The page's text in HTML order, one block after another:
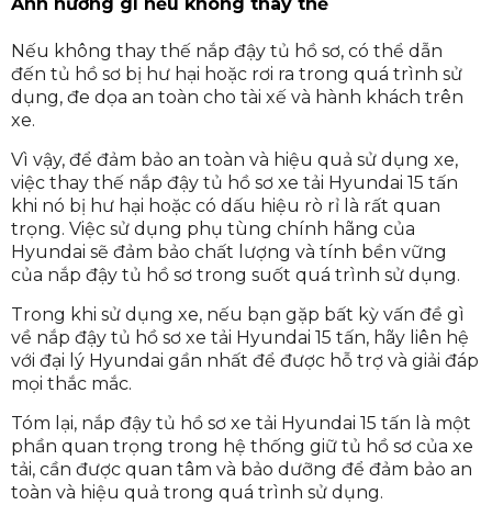
Nếu không thay thế nắp đậy tủ hồ sơ, có thể dẫn
đến tủ hồ sơ bị hư hại hoặc rơi ra trong quá trình sử
dụng, đe dọa an toàn cho tài xế và hành khách trên
xe.
Vì vậy, để đảm bảo an toàn và hiệu quả sử dụng xe,
việc thay thế nắp đậy tủ hồ sơ xe tải Hyundai 15 tấn
khi nó bị hư hại hoặc có dấu hiệu rò rỉ là rất quan
trọng. Việc sử dụng phụ tùng chính hãng của
Hyundai sẽ đảm bảo chất lượng và tính bền vững
của nắp đậy tủ hồ sơ trong suốt quá trình sử dụng.
Trong khi sử dụng xe, nếu bạn gặp bất kỳ vấn đề gì
về nắp đậy tủ hồ sơ xe tải Hyundai 15 tấn, hãy liên hệ
với đại lý Hyundai gần nhất để được hỗ trợ và giải đáp
mọi thắc mắc.
Tóm lại, nắp đậy tủ hồ sơ xe tải Hyundai 15 tấn là một
phần quan trọng trong hệ thống giữ tủ hồ sơ của xe
tải, cần được quan tâm và bảo dưỡng để đảm bảo an
toàn và hiệu quả trong quá trình sử dụng.